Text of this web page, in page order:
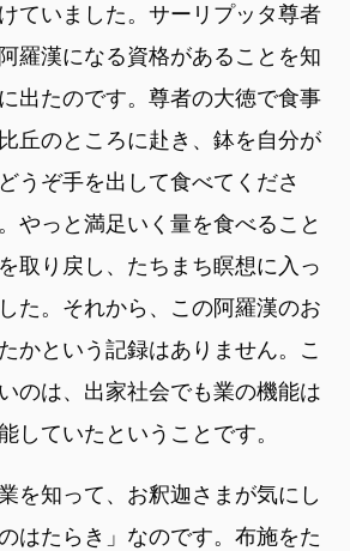
ていました。サーリプッタ尊者
羅漢になる資格があることを知
出たのです。尊者の大徳で食事
丘のところに赴き、鉢を自分が
うぞ手を出して食べてくださ
やっと満足いく量を食べること
取り戻し、たちまち瞑想に入っ
た。それから、この阿羅漢のお
かという記録はありません。こ
のは、出家社会でも業の機能は
していたということです。
を知って、お釈迦さまが気にし
はたらき」なのです。布施をた